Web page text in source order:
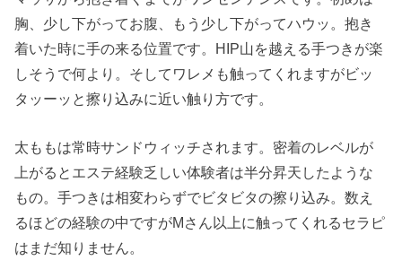
胸、少し下がってお腹、もう少し下がってハウッ。抱き
着いた時に手の来る位置です。HIP山を越える手つきが楽
しそうで何より。そしてワレメも触ってくれますがビッ
タッーッと擦り込みに近い触り方です。
太ももは常時サンドウィッチされます。密着のレベルが
上がるとエステ経験乏しい体験者は半分昇天したような
もの。手つきは相変わらずでビタビタの擦り込み。数え
るほどの経験の中ですがMさん以上に触ってくれるセラピ
はまだ知りません。